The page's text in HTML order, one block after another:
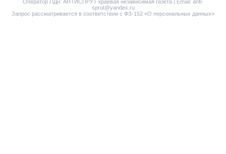
Оператор ПДн: АНТИСПРУТ краевая независимая газета | Email: anti-
sprut@yandex.ru
Запрос рассматривается в соответствии с ФЗ-152 «О персональных данных»